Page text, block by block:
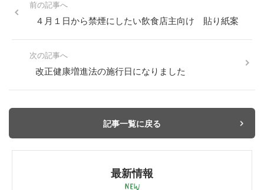
前の記事へ
４月１日から禁煙にしたい飲食店主向け 貼り紙案
次の記事へ
改正健康増進法の施行日になりました
記事一覧に戻る
最新情報